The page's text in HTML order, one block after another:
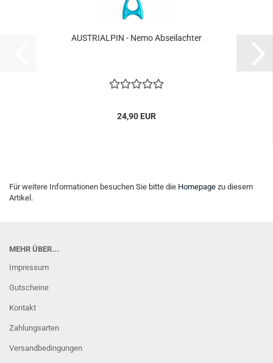
AUSTRIALPIN - Nemo Abseilachter
24,90 EUR
Für weitere Informationen besuchen Sie bitte die Homepage zu diesem
Artikel.
MEHR ÜBER...
Impressum
Gutscheine
Kontakt
Zahlungsarten
Versandbedingungen